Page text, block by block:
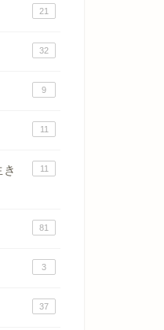
21
32
9
11
11
81
3
37